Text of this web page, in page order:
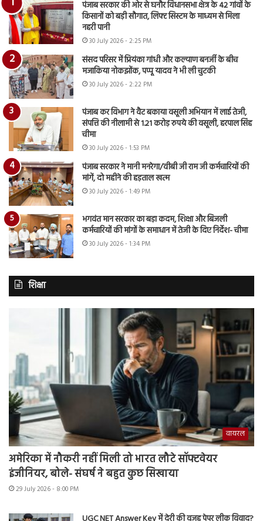
पंजाब सरकार की ओर से घनौर विधानसभा क्षेत्र के 42 गांवों के
किसानों को बड़ी सौगात, लिफ्ट सिस्टम के माध्यम से मिला
नहरी पानी
30 July 2026 - 2:25 PM
संसद परिसर में प्रियंका गांधी और कल्याण बनर्जी के बीच
मजाकिया नोकझोंक, पप्पू यादव ने भी ली चुटकी
30 July 2026 - 2:22 PM
पंजाब कर विभाग ने वैट बकाया वसूली अभियान में लाई तेजी,
संपत्ति की नीलामी से 1.21 करोड़ रुपये की वसूली, हरपाल सिंह
चीमा
30 July 2026 - 1:53 PM
पंजाब सरकार ने मानी मनरेगा/वीबी जी राम जी कर्मचारियों की
मांगें, दो महीने की हड़ताल खत्म
30 July 2026 - 1:49 PM
भगवंत मान सरकार का बड़ा कदम, शिक्षा और बिजली
कर्मचारियों की मांगों के समाधान में तेजी के दिए निर्देश- चीमा
30 July 2026 - 1:34 PM
शिक्षा
वायरल
अमेरिका में नौकरी नहीं मिली तो भारत लौटे सॉफ्टवेयर
इंजीनियर, बोले- संघर्ष ने बहुत कुछ सिखाया
29 July 2026 - 8:00 PM